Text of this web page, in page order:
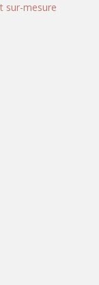
sur-mesure